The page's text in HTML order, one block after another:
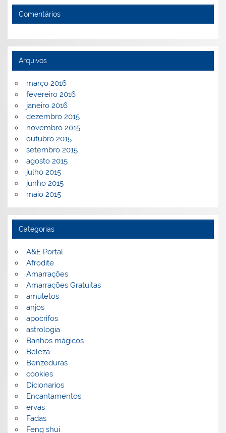
Comentários
Arquivos
março 2016
fevereiro 2016
janeiro 2016
dezembro 2015
novembro 2015
outubro 2015
setembro 2015
agosto 2015
julho 2015
junho 2015
maio 2015
Categorias
A&E Portal
Afrodite
Amarrações
Amarrações Gratuitas
amuletos
anjos
apocrifos
astrologia
Banhos mágicos
Beleza
Benzeduras
cookies
Dicionarios
Encantamentos
ervas
Fadas
Feng shui